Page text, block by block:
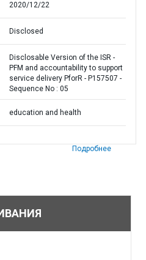
2020/12/22
Disclosed
Disclosable Version of the ISR -
PFM and accountability to support
service delivery PforR - P157507 -
Sequence No : 05
education and health
Подробнее